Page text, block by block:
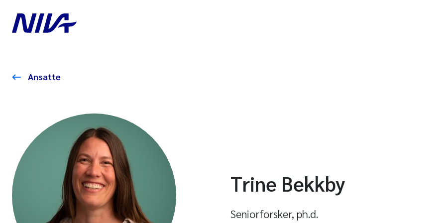
Ansatte
Trine Bekkby
Seniorforsker, ph.d.